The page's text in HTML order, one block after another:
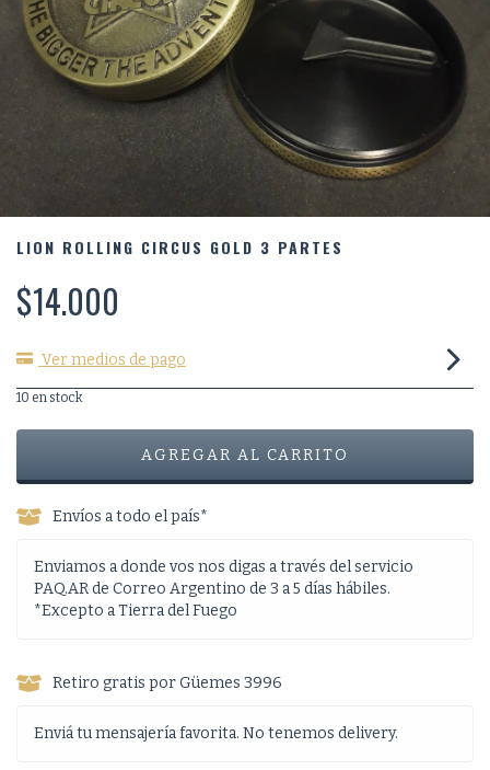
LION ROLLING CIRCUS GOLD 3 PARTES
$14.000
Ver medios de pago
10 en stock
Envíos a todo el país*
Enviamos a donde vos nos digas a través del servicio
PAQ.AR de Correo Argentino de 3 a 5 días hábiles.
*Excepto a Tierra del Fuego
Retiro gratis por Güemes 3996
Enviá tu mensajería favorita. No tenemos delivery.